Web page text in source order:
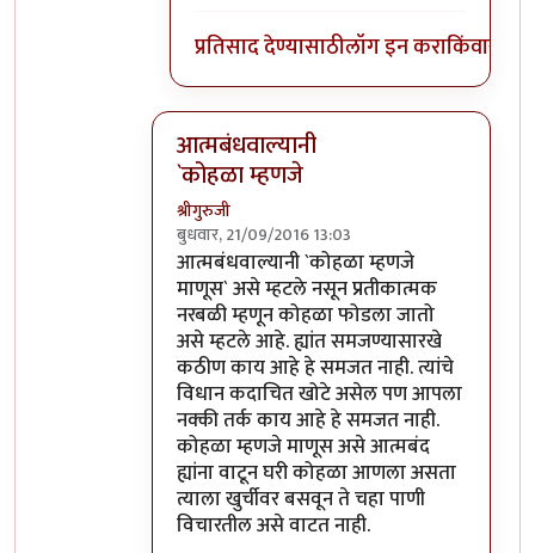
प्रतिसाद देण्यासाठीलॉग इन कराकिंवा
आत्मबंधवाल्यानी
`कोहळा म्हणजे
श्रीगुरुजी
बुधवार, 21/09/2016 13:03
In reply toआत्मबंधवाल्यानी `कोहळा म्हणजे
आत्मबंधवाल्यानी `कोहळा म्हणजे
माणूस` असे म्हटले नसून प्रतीकात्मक
नरबळी म्हणून कोहळा फोडला जातो
असे म्हटले आहे. ह्यांत समजण्यासारखे
कठीण काय आहे हे समजत नाही. त्यांचे
विधान कदाचित खोटे असेल पण आपला
नक्की तर्क काय आहे हे समजत नाही.
कोहळा म्हणजे माणूस असे आत्मबंद
ह्यांना वाटून घरी कोहळा आणला असता
त्याला खुर्चीवर बसवून ते चहा पाणी
विचारतील असे वाटत नाही.